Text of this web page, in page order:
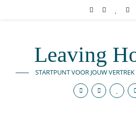
Leaving
STARTPUNT VOOR JOUW